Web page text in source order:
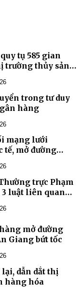
tụ 585 gian
trường thủy sản
trong tư duy
hàng
mạng lưới
tế, mở đường
sinh
trực Phạm
3 luật liên quan
mở đường
Giang bứt tốc
dẫn dắt thị
hàng hóa